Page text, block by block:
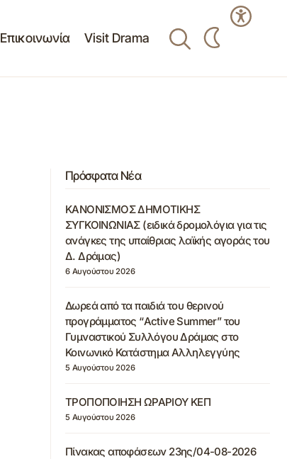
Επικοινωνία Visit Drama
Πρόσφατα Νέα
ΚΑΝΟΝΙΣΜΟΣ ΔΗΜΟΤΙΚΗΣ
ΣΥΓΚΟΙΝΩΝΙΑΣ (ειδικά δρομολόγια για τις
ανάγκες της υπαίθριας λαϊκής αγοράς του
Δ. Δράμας)
6 Αυγούστου 2026
Δωρεά από τα παιδιά του θερινού
προγράμματος “Active Summer” του
Γυμναστικού Συλλόγου Δράμας στο
Κοινωνικό Κατάστημα Αλληλεγγύης
5 Αυγούστου 2026
ΤΡΟΠΟΠΟΙΗΣΗ ΩΡΑΡΙΟΥ ΚΕΠ
5 Αυγούστου 2026
Πίνακας αποφάσεων 23ης/04-08-2026